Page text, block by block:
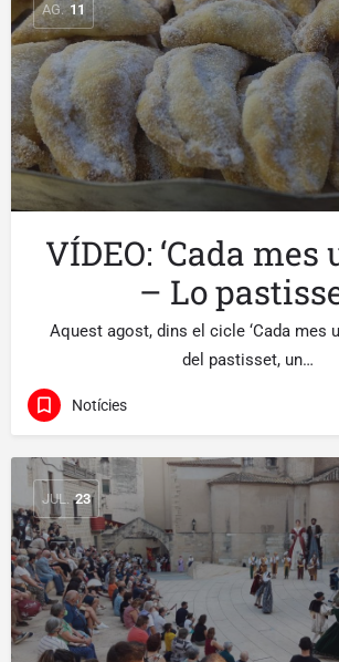
AG. 11
VÍDEO: ‘Cada mes
– Lo
Aquest agost, dins el cicle ‘Cada mes
del pastisset, un…
Notícies
JUL. 23